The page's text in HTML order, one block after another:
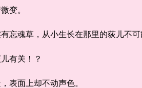
变。
魂草，从小生长在那里的荻儿不
有关！？
面上却不动声色。